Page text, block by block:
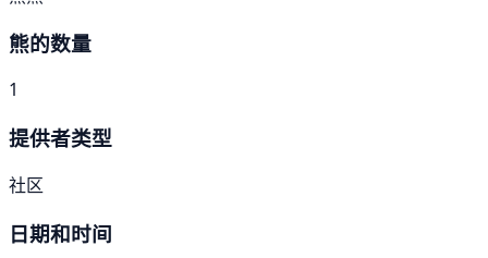
熊的数量
1
提供者类型
社区
日期和时间